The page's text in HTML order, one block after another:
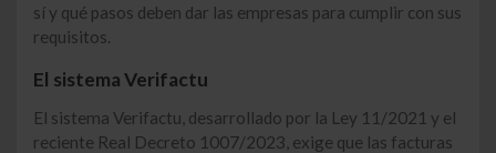
sí y qué pasos deben dar las empresas para cumplir con sus
requisitos.
El sistema Verifactu
El sistema Verifactu, desarrollado por la Ley 11/2021 y el
reciente Real Decreto 1007/2023, exige que las facturas